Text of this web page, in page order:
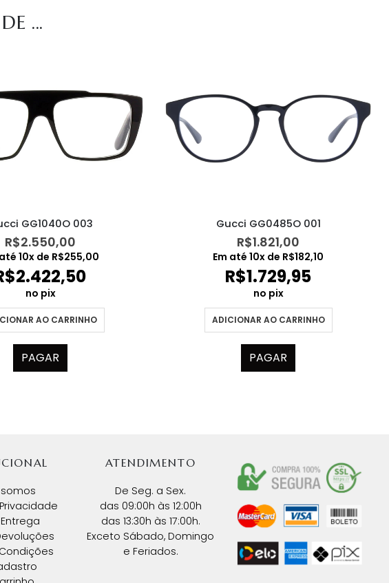
...
GG1040O 003
R$2.550,00
10x de R$255,00
2.422,50
no pix
AO CARRINHO
PAGAR
Gucci GG0485O 001
R$1.821,00
Em até 10x de R$182,10
R$1.729,95
no pix
ADICIONAR AO CARRINHO
PAGAR
ATENDIMENTO
De Seg. a Sex.
das 09:00h às 12:00h
das 13:30h às 17:00h.
Exceto Sábado, Domingo
e Feriados.